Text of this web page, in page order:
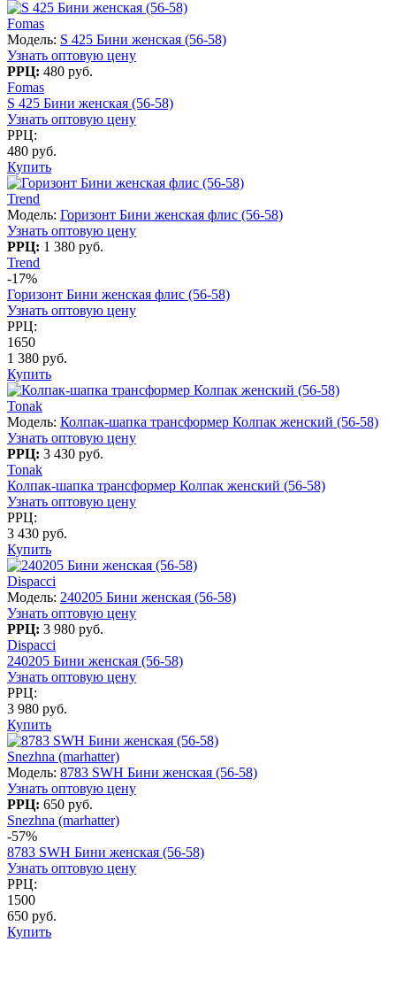
Fomas
Модель: S 425 Бини женская (56-58)
Узнать оптовую цену
РРЦ: 480 руб.
Fomas
S 425 Бини женская (56-58)
Узнать оптовую цену
РРЦ:
480 руб.
Купить
Trend
Модель: Горизонт Бини женская флис (56-58)
Узнать оптовую цену
РРЦ: 1 380 руб.
Trend
-17%
Горизонт Бини женская флис (56-58)
Узнать оптовую цену
РРЦ:
1650
1 380 руб.
Купить
Tonak
Модель: Колпак-шапка трансформер Колпак женский (56-58)
Узнать оптовую цену
РРЦ: 3 430 руб.
Tonak
Колпак-шапка трансформер Колпак женский (56-58)
Узнать оптовую цену
РРЦ:
3 430 руб.
Купить
Dispacci
Модель: 240205 Бини женская (56-58)
Узнать оптовую цену
РРЦ: 3 980 руб.
Dispacci
240205 Бини женская (56-58)
Узнать оптовую цену
РРЦ:
3 980 руб.
Купить
Snezhna (marhatter)
Модель: 8783 SWH Бини женская (56-58)
Узнать оптовую цену
РРЦ: 650 руб.
Snezhna (marhatter)
-57%
8783 SWH Бини женская (56-58)
Узнать оптовую цену
РРЦ:
1500
650 руб.
Купить